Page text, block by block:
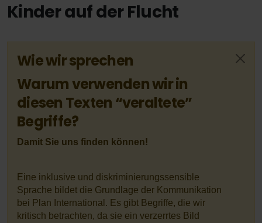
Kinder auf der Flucht
Wie wir sprechen
Warum verwenden wir in
diesen Texten “veraltete”
Begriffe?
Damit Sie uns finden können!
Eine inklusive und diskriminierungssensible
Sprache bildet die Grundlage der Kommunikation
bei Plan International. Es gibt Begriffe, die wir
kritisch betrachten, da sie ein verzerrtes Bild